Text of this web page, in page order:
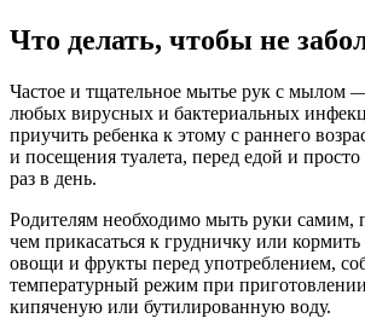
Что делать, чтобы не
Частое и тщательное мытье рук с мылом
любых вирусных и бактериальных
приучить ребенка к этому с раннего
и посещения туалета, перед едой и просто
раз в день.
Родителям необходимо мыть руки самим,
чем прикасаться к грудничку или
овощи и фрукты перед употреблением,
температурный режим при
кипяченую или бутилированную воду.